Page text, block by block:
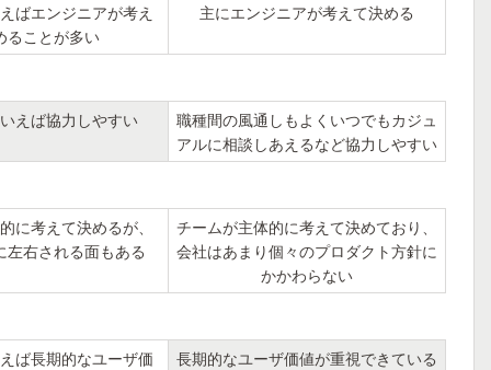
ばエンジニアが考え
ることが多い
主にエンジニアが考えて決める
えば協力しやすい
職種間の風通しもよくいつでもカジュ
アルに相談しあえるなど協力しやすい
に考えて決めるが、
左右される面もある
チームが主体的に考えて決めており、
会社はあまり個々のプロダクト方針に
かかわらない
ば長期的なユーザ価
長期的なユーザ価値が重視できている